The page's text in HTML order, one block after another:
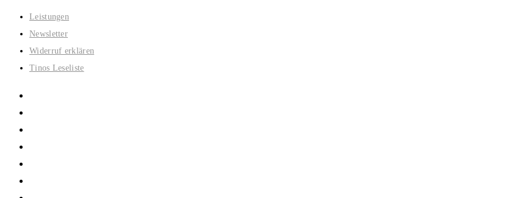
Zum
Inhalt
springen
Leistungen
Newsletter
Widerruf erklären
Tinos Leseliste